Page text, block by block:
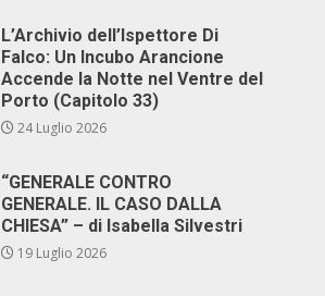
L’Archivio dell’Ispettore Di
Falco: Un Incubo Arancione
Accende la Notte nel Ventre del
Porto (Capitolo 33)
24 Luglio 2026
“GENERALE CONTRO
GENERALE. IL CASO DALLA
CHIESA” – di Isabella Silvestri
19 Luglio 2026